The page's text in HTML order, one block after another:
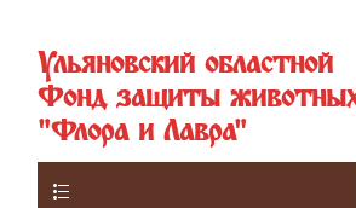
Ульяновский областной
Фонд защиты
"Флора и Лавра"